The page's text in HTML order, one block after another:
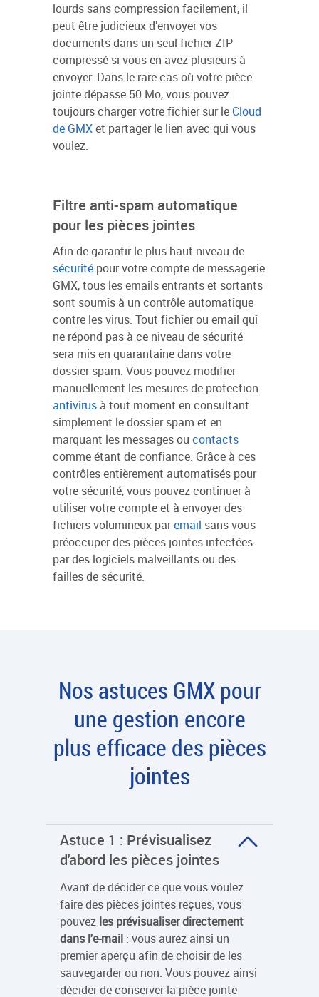
lourds sans compression facilement, il
peut être judicieux d’envoyer vos
documents dans un seul fichier ZIP
compressé si vous en avez plusieurs à
envoyer. Dans le rare cas où votre pièce
jointe dépasse 50 Mo, vous pouvez
toujours charger votre fichier sur le Cloud
de GMXet partager le lien avec qui vous
voulez.
Filtre anti-spam automatique
pour les pièces jointes
Afin de garantir le plus haut niveau de
sécurité pour votre compte de messagerie
GMX, tous les emails entrants et sortants
sont soumis à un contrôle automatique
contre les virus. Tout fichier ou email qui
ne répond pas à ce niveau de sécurité
sera mis en quarantaine dans votre
dossier spam. Vous pouvez modifier
manuellement les mesures de protection
antivirus à tout moment en consultant
simplement le dossier spam et en
marquant les messages ou contacts
comme étant de confiance. Grâce à ces
contrôles entièrement automatisés pour
votre sécurité, vous pouvez continuer à
utiliser votre compte et à envoyer des
fichiers volumineux paremail sans vous
préoccuper des pièces jointes infectées
par des logiciels malveillants ou des
failles de sécurité.
Nos astuces GMX pour
une gestion encore
plus efficace des pièces
jointes
Astuce 1 : Prévisualisez
d'abord les pièces jointes
Avant de décider ce que vous voulez
faire des pièces jointes reçues, vous
pouvez les prévisualiser directement
dans l'e-mail : vous aurez ainsi un
premier aperçu afin de choisir de les
sauvegarder ou non. Vous pouvez ainsi
décider de conserver la pièce jointe